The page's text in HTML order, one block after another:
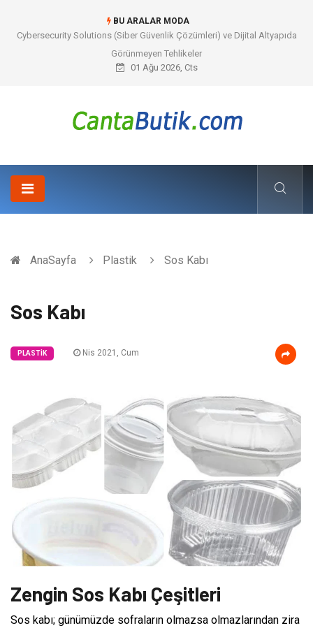
BU ARALAR MODA
Cybersecurity Solutions (Siber Güvenlik Çözümleri) ve Dijital Altyapıda
Görünmeyen Tehlikeler
01 Ağu 2026, Cts
AnaSayfa Plastik Sos Kabı
Sos Kabı
PLASTIK Nis 2021, Cum
Zengin Sos Kabı Çeşitleri
Sos kabı; günümüzde sofraların olmazsa olmazlarından zira